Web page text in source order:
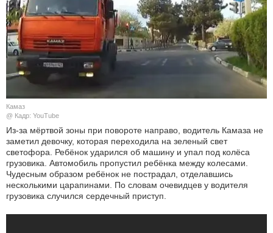
ОБЩЕСТВО
КУЛЬТУРА
НАУКА
АВТО И МОТО
ЭГОИЗМ
БЛОГ
Камаз
@ Кадр: YouTube
Из-за мёртвой зоны при повороте направо, водитель Камаза не
заметил девочку, которая переходила на зеленый свет
светофора. Ребёнок ударился об машину и упал под колёса
грузовика. Автомобиль пропустил ребёнка между колесами.
Чудесным образом ребёнок не пострадал, отделавшись
несколькими царапинами. По словам очевидцев у водителя
грузовика случился сердечный приступ.